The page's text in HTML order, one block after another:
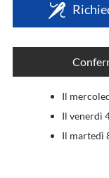
Il
Il venerdì
Il martedì